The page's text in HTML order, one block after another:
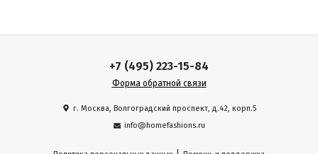
+7 (495) 223-15-84
Форма обратной связи
г. Москва, Волгоградский проспект, д.42, корп.5
info@homefashions.ru